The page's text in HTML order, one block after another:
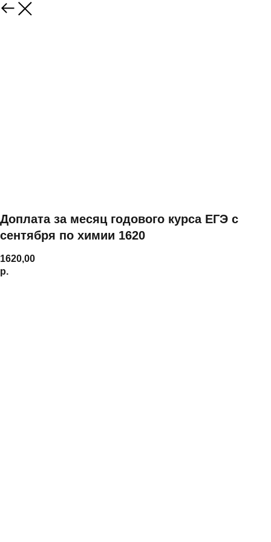
Доплата за месяц годового курса ЕГЭ с
сентября по химии 1620
1620,00
р.